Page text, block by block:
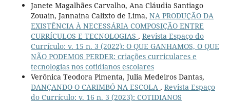
Janete Magalhães Carvalho, Ana Cláudia Santiago
Zouain, Jannaina Calixto de Lima, NA PRODUÇÃO DA
EXISTÊNCIA À NECESSÁRIA COMPOSIÇÃO ENTRE
CURRÍCULOS E TECNOLOGIAS , Revista Espaço do
Currículo: v. 15 n. 3 (2022): O QUE GANHAMOS, O QUE
NÃO PODEMOS PERDER: criações curriculares e
tecnologias nos cotidianos escolares
Verônica Teodora Pimenta, Julia Medeiros Dantas,
DANÇANDO O CARIMBÓ NA ESCOLA , Revista Espaço
do Currículo: v. 16 n. 3 (2023): COTIDIANOS